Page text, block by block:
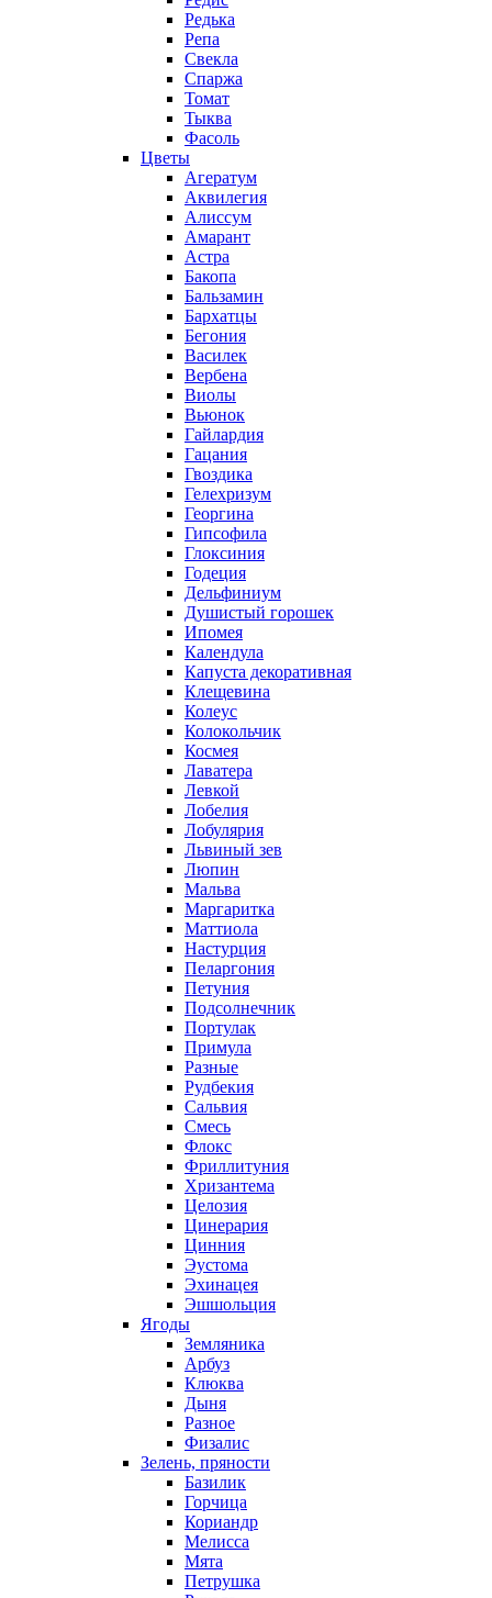
Редька
Репа
Свекла
Спаржа
Томат
Тыква
Фасоль
Цветы
Агератум
Аквилегия
Алиссум
Амарант
Астра
Бакопа
Бальзамин
Бархатцы
Бегония
Василек
Вербена
Виолы
Вьюнок
Гайлардия
Гацания
Гвоздика
Гелехризум
Георгина
Гипсофила
Глоксиния
Годеция
Дельфиниум
Душистый горошек
Ипомея
Календула
Капуста декоративная
Клещевина
Колеус
Колокольчик
Космея
Лаватера
Левкой
Лобелия
Лобулярия
Львиный зев
Люпин
Мальва
Маргаритка
Маттиола
Настурция
Пеларгония
Петуния
Подсолнечник
Портулак
Примула
Разные
Рудбекия
Сальвия
Смесь
Флокс
Фриллитуния
Хризантема
Целозия
Цинерария
Цинния
Эустома
Эхинацея
Эшшольция
Ягоды
Земляника
Арбуз
Клюква
Дыня
Разное
Физалис
Зелень, пряности
Базилик
Горчица
Кориандр
Мелисса
Мята
Петрушка